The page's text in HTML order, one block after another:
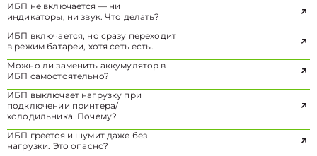
ИБП не включается — ни
индикаторы, ни звук. Что делать?
ИБП включается, но сразу переходит
в режим батареи, хотя сеть есть.
Можно ли заменить аккумулятор в
ИБП самостоятельно?
ИБП выключает нагрузку при
подключении принтера/
холодильника. Почему?
ИБП греется и шумит даже без
нагрузки. Это опасно?